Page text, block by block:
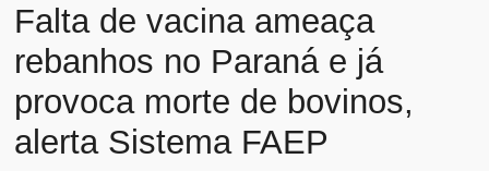
Falta de vacina ameaça
rebanhos no Paraná e já
provoca morte de bovinos,
alerta Sistema FAEP